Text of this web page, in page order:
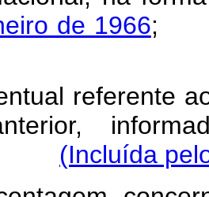
de 1966
referente
(Incluída